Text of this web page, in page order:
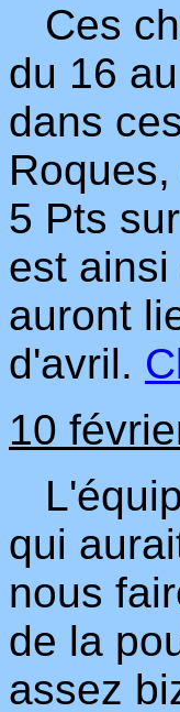
Ces
du 16
dans
5 Pts
est
auront
d'avril.
10
qui
nous
de la
assez